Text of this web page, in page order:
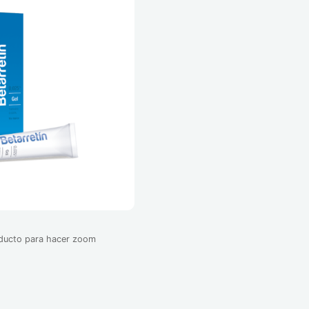
para hacer zoom